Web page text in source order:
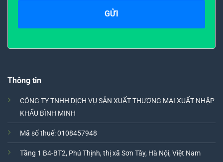
Thông tin
CÔNG TY TNHH DỊCH VỤ SẢN XUẤT THƯƠNG MẠI XUẤT NHẬP
KHẨU BÌNH MINH
Mã số thuế: 0108457948
Tầng 1 B4-BT2, Phú Thịnh, thị xã Sơn Tây, Hà Nội, Việt Nam